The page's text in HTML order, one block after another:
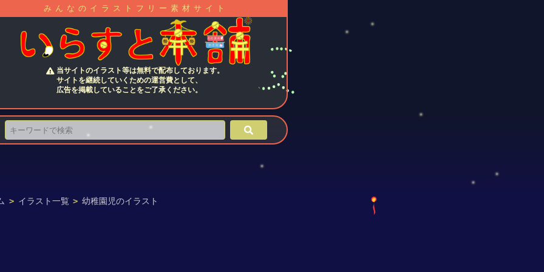
みんなのイラストフリー素材サイト
当サイトのイラスト等は無料で配布しております。
サイトを継続していくための運営費として、
広告を掲載していることをご了承ください。
> イラスト一覧 > 幼稚園児のイラスト